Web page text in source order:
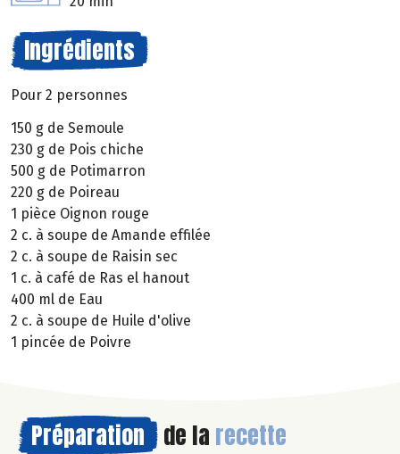
Ingrédients
Pour 2 personnes
150 g de Semoule
230 g de Pois chiche
500 g de Potimarron
220 g de Poireau
1 pièce Oignon rouge
2 c. à soupe de Amande effilée
2 c. à soupe de Raisin sec
1 c. à café de Ras el hanout
400 ml de Eau
2 c. à soupe de Huile d'olive
1 pincée de Poivre
Préparation de la recette